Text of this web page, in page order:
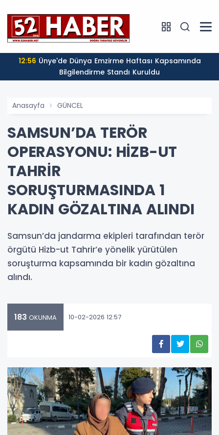
12:56
Bilgilendirme Standı Kuruldu
Anasayfa GÜNCEL
SAMSUN’DA TERÖR
OPERASYONU: HİZB-UT
TAHRİR
SORUŞTURMASINDA 1
KADIN GÖZALTINA ALINDI
Samsun’da jandarma ekipleri tarafından terör
örgütü Hizb-ut Tahrir’e yönelik yürütülen
soruşturma kapsamında bir kadın gözaltına
alındı.
183 OKUNMA 10-02-2026 12:57